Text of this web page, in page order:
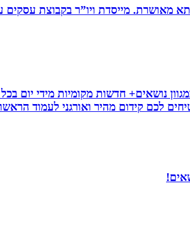
מאושרת. ‏מייסדת ויו”ר בקבוצת עסקים
נושאים+ חדשות מקומיות מידי יום
לכם קידום מהיר ואורגני לעמוד